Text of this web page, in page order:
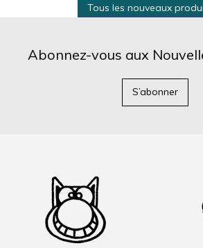
Tous les nouveaux
Abonnez-vous aux
S’abonner